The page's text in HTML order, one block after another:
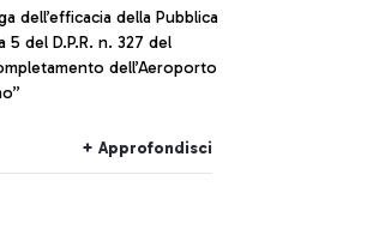
+ Approfondisci